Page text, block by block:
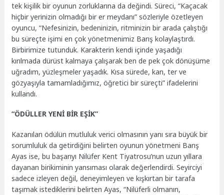
tek kişilik bir oyunun zorluklarına da değindi. Süreci, “Kaçacak
hiçbir yerinizin olmadığı bir er meydanı” sözleriyle özetleyen
oyuncu, “Nefesinizin, bedeninizin, ritminizin bir arada çalıştığı
bu süreçte işimi en çok yönetmenimiz Barış kolaylaştırdı.
Birbirimize tutunduk. Karakterin kendi içinde yaşadığı
kırılmada dürüst kalmaya çalışarak ben de pek çok dönüşüme
uğradım, yüzleşmeler yaşadık. Kısa sürede, kan, ter ve
gözyaşıyla tamamladığımız, öğretici bir süreçti” ifadelerini
kullandı.
“ÖDÜLLER YENİ BİR EŞİK”
Kazanılan ödülün mutluluk verici olmasının yanı sıra büyük bir
sorumluluk da getirdiğini belirten oyunun yönetmeni Barış
Ayas ise, bu başarıyı Nilüfer Kent Tiyatrosu’nun uzun yıllara
dayanan birikiminin yansıması olarak değerlendirdi. Seyirciyi
sadece izleyen değil, deneyimleyen ve kışkırtan bir tarafa
taşımak istediklerini belirten Ayas, “Nilüferli olmanın,